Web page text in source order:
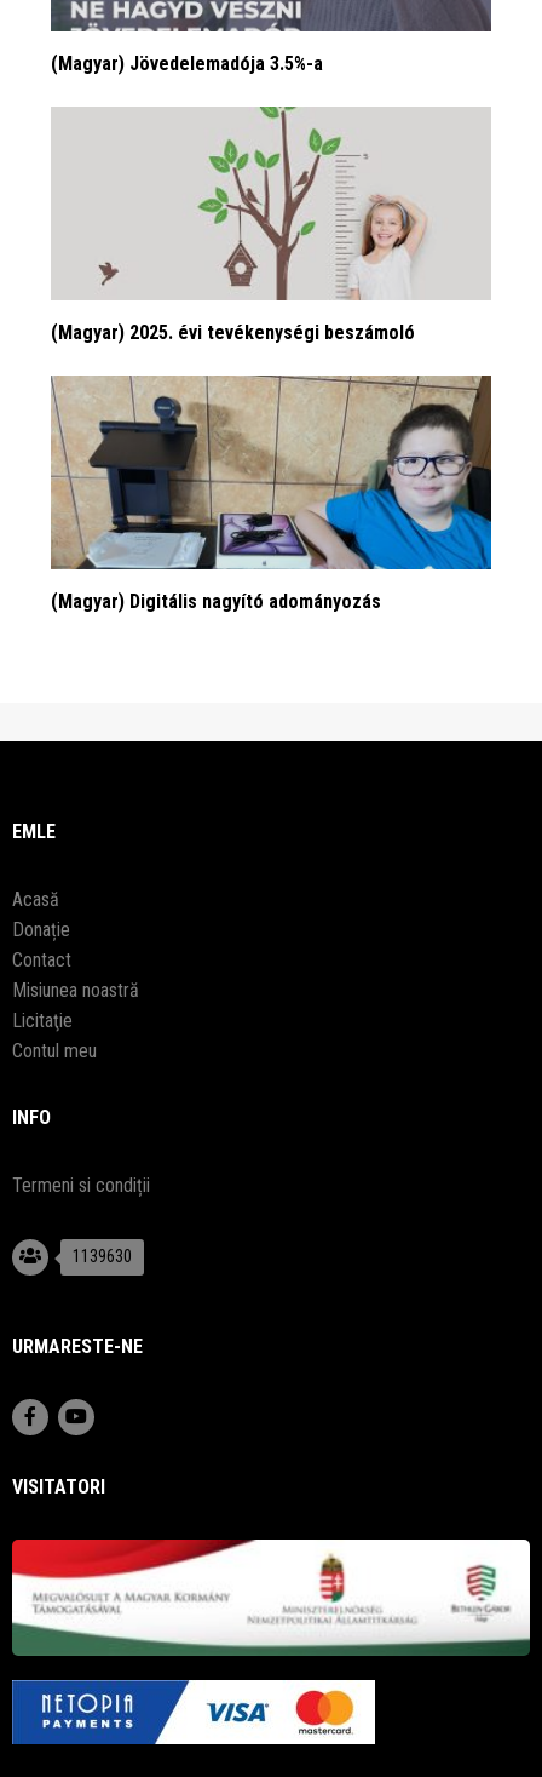
(Magyar) Jövedelemadója 3.5%-a
(Magyar) 2025. évi tevékenységi beszámoló
(Magyar) Digitális nagyító adományozás
EMLE
Acasă
Donație
Contact
Misiunea noastră
Licitaţie
Contul meu
INFO
Termeni si condiții
1139630
URMARESTE-NE
VISITATORI